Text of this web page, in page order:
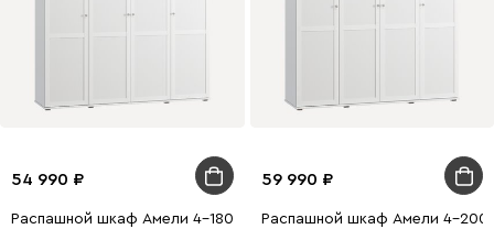
54 990
Распашной шкаф Амели 4-180x220 Белый
59 990
Распашной шкаф Амели 4-